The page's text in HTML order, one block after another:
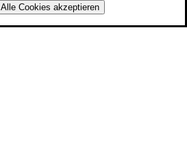
Alle Cookies akzeptieren